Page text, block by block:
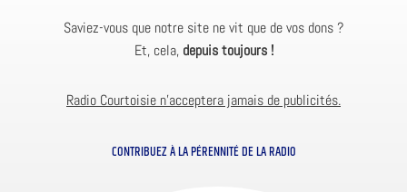
Saviez-vous que notre site ne vit que de vos dons ?
Et, cela, depuis toujours !
Radio Courtoisie n’acceptera jamais de publicités.
CONTRIBUEZ À LA PÉRENNITÉ DE LA RADIO